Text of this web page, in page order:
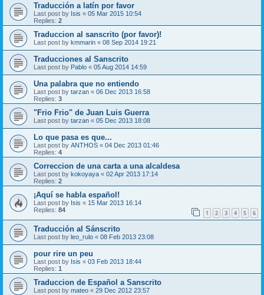
Traducción a latín por favor
Last post by Isis « 05 Mar 2015 10:54
Replies: 2
Traduccion al sanscrito (por favor)!
Last post by kmmarin « 08 Sep 2014 19:21
Traducciones al Sanscrito
Last post by Pablo « 05 Aug 2014 14:59
Una palabra que no entiendo
Last post by tarzan « 06 Dec 2013 16:58
Replies: 3
"Frio Frio" de Juan Luis Guerra
Last post by tarzan « 05 Dec 2013 18:08
Lo que pasa es que...
Last post by ANTHOS « 04 Dec 2013 01:46
Replies: 4
Correccion de una carta a una alcaldesa
Last post by kokoyaya « 02 Apr 2013 17:14
Replies: 2
¡Aquí se habla español!
Last post by Isis « 15 Mar 2013 16:14
Replies: 84 1 2 3 4 5 6
Traducción al Sánscrito
Last post by leo_rulo « 08 Feb 2013 23:08
pour rire un peu
Last post by Isis « 03 Feb 2013 18:44
Replies: 1
Traduccion de Español a Sanscrito
Last post by mateo « 29 Dec 2012 23:57